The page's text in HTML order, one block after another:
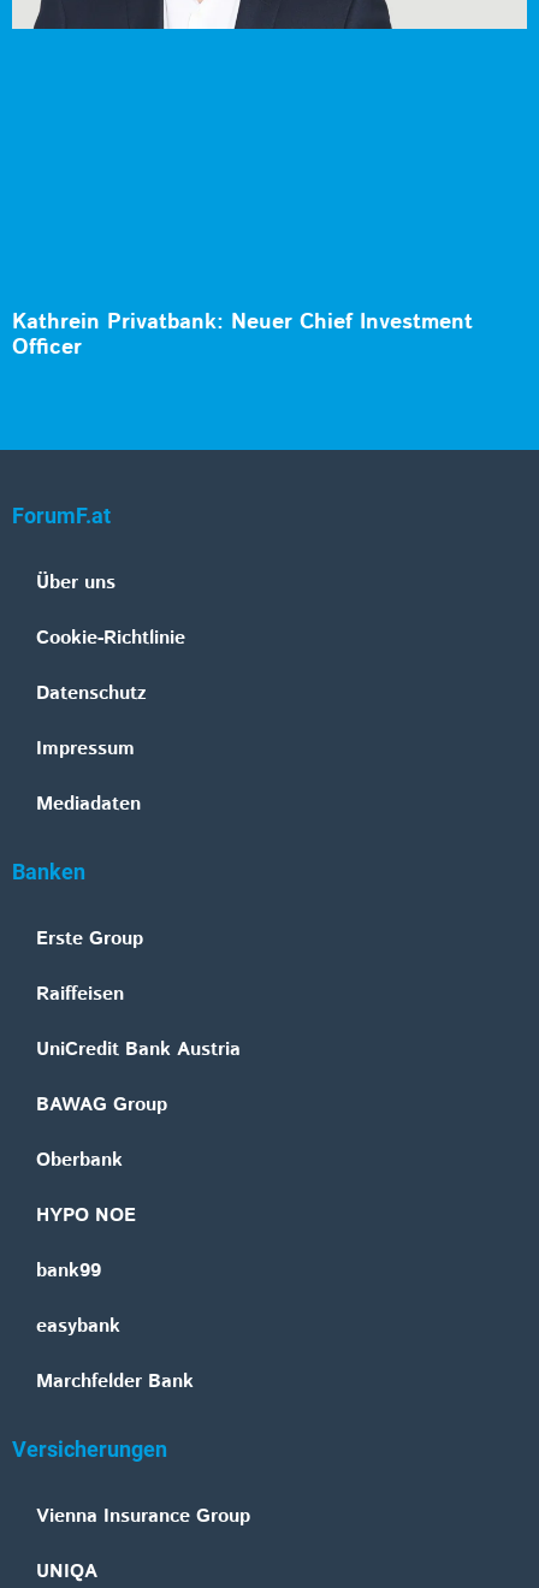
Kathrein Privatbank: Neuer Chief Investment
Officer
ForumF.at
Über uns
Cookie-Richtlinie
Datenschutz
Impressum
Mediadaten
Banken
Erste Group
Raiffeisen
UniCredit Bank Austria
BAWAG Group
Oberbank
HYPO NOE
bank99
easybank
Marchfelder Bank
Versicherungen
Vienna Insurance Group
UNIQA